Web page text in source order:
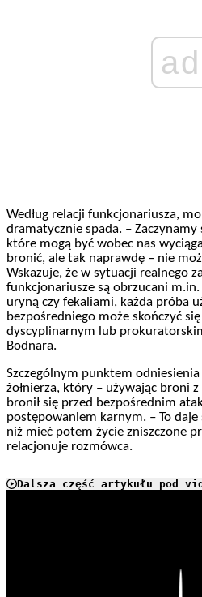
ad
Według relacji funkcjonariusza,
dramatycznie spada. – Zaczynamy
które mogą być wobec nas
bronić, ale tak naprawdę – nie
Wskazuje, że w sytuacji realnego
funkcjonariusze są obrzucani
uryną czy fekaliami, każda próba
bezpośredniego może skończyć
dyscyplinarnym lub
Bodnara.
Szczególnym punktem
żołnierza, który – używając broni
bronił się przed bezpośrednim
postępowaniem karnym. – To daje
niż mieć potem życie zniszczone
relacjonuje rozmówca.
Dalsza część artykułu pod